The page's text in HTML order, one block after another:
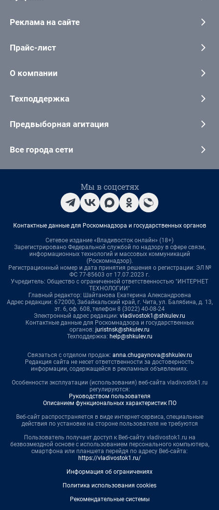
Реклама на сайте
Прайс-лист
О компании
Техподдержка
Предвыборная агитация
Все города сети
Мы в соцсетях
Контактные данные для Роскомнадзора и государственных органов
Сетевое издание «Владивосток онлайн» (18+)
Зарегистрировано Федеральной службой по надзору в сфере связи,
информационных технологий и массовых коммуникаций
(Роскомнадзор).
Регистрационный номер и дата принятия решения о регистрации: ЭЛ №
ФС 77-85603 от 17.07.2023 г.
Учредитель: Общество с ограниченной ответственностью "ИНТЕРНЕТ
ТЕХНОЛОГИИ"
Главный редактор: Шайтанова Екатерина Александровна
Адрес редакции: 672000, Забайкальский край, г. Чита, ул. Балябина, д. 13,
эт. 6, оф. 608, телефон 8 (3022) 40-08-24
Электронный адрес редакции: vladivostok1@shkulev.ru
Контактные данные для Роскомнадзора и государственных
органов: juristnsk@shkulev.ru
Техподдержка: help@shkulev.ru
Связаться с отделом продаж: anna.chugaynova@shkulev.ru
Редакция сайта не несет ответственности за достоверность
информации, содержащейся в рекламных объявлениях.
Особенности эксплуатации (использования) веб-сайта vladivostok1.ru
регулируются:
Руководством пользователя
Описанием функциональных характеристик ПО
Веб-сайт распространяется в виде интернет-сервиса, специальные
действия по установке на стороне пользователя не требуются
Пользователь получает доступ к Веб-сайту vladivostok1.ru на
безвозмездной основе с использованием персонального компьютера,
смартфона или планшета перейдя по адресу Веб-сайта:
https://vladivostok1.ru/
Информация об ограничениях
Политика использования cookies
Рекомендательные системы